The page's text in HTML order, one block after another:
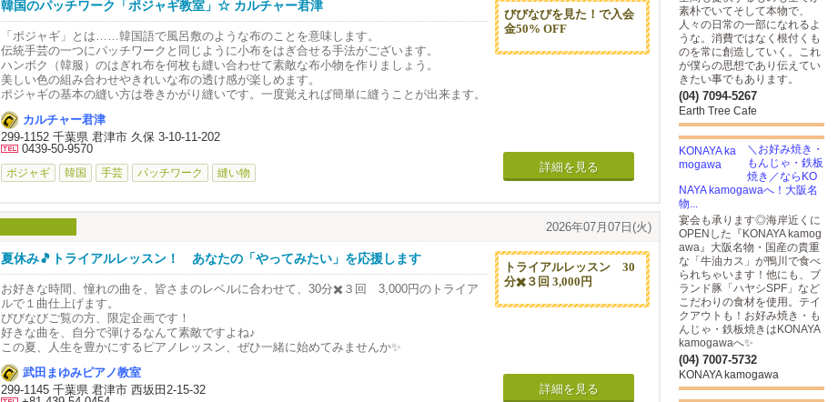
―・―・―・―・―・―・―・
和心村
千葉県富津市高溝14
営業時間：24h
定休日なし
電話：10:00～21:00
―・―・―・―・―・―・―・
【羽毛ふとんのリフォーム】とは？
ご使用中の羽毛ふとん
こんな症状ありませんか？？
◯暖かくなくなってきた
◯羽毛が偏ってしまい扱いにくい
◯破れてしまっている羽毛が出ている
◯サイズを変更したい
◯何年もメンテナンスをしていない
◯なんだか重くなった気がする
多くのお客様に喜んでいただいております。
羽毛ふとんは完全個別洗浄して
新品同様に生まれ変わります。
羽毛ふとんも
メンテナンスなしで
長期間使ったままだと
せっかくの羽毛の良さも
半減したままです。
【ふとんの打ち直しとは？？】
韓国のパッチワーク「ポジャギ教室」☆ カルチャー君津
「ポジャギ」とは……韓国語で風呂敷のような布のことを意味します。
伝統手芸の一つにパッチワークと同じように小布をはぎ合せる手法がございます。
ハンボク（韓服）のはぎれ布を何枚も縫い合わせて素敵な布小物を作りましょう。
美しい色の組み合わせやきれいな布の透け感が楽しめます。
ポジャギの基本の縫い方は巻きかがり縫いです。一度覚えれば簡単に縫うことが出来ます。
最初は麻でコースターや針刺しなどを作ります。その後、厚絹を使って福巾着やキーホルダ
ーなどを作ります。
上級者はタペストリーを予定しています。薄絹や麻は根気が必要ですが、出来上がった作品
は「布のステンドグラス」と表現されることもあるとても美しい物です。
美しいポジャギの布作品をぜひいっしょに作りませんか。韓国が好きな方にもおすすめで
す！珍しい素材や韓国独特の形を作って異文化体験をしましょう。
随時、見学・体験も承っております。お気軽にお問い合わせください。
お申し込み・お問い合わせは下記掲載のお電話もしくはメールフォームにてご連絡くださ
い。
============================
【受講生募集】
カルチャー君津
299-1152 千葉県 君津市 久保 3-10-11-202
0439-50-9570
ポジャギ 韓国 手芸 パッチワーク 縫い物
びびなびを見た！で入会
金50% OFF
詳細を見る
2026年07月07日(火)
夏休み🎵トライアルレッスン！ あなたの「やってみたい」を応援します
お好きな時間、憧れの曲を、皆さまのレベルに合わせて、30分✖️３回 3,000円のトライア
ルで１曲仕上げます。
びびなびご覧の方、限定企画です！
好きな曲を、自分で弾けるなんて素敵ですよね♪
この夏、人生を豊かにするピアノレッスン、ぜひ一緒に始めてみませんか✨
君津エリアで、幼児・小学生から大人まで幅広く対応したピアノレッスンを行っています。
はじめての習い事にも安心な、楽しく学べるレッスンが特徴です。
武田まゆみピアノ教室
299-1145 千葉県 君津市 西坂田2-15-32
トライアルレッスン 30
分✖️３回 3,000円
詳細を見る
素朴でいてそして本物で、
人々の日常の一部になれるよ
うな。消費ではなく根付くも
のを常に創造していく。これ
が僕らの思想であり伝えてい
きたい事でもあります。
(04) 7094-5267
Earth Tree Cafe
＼お好み焼き・
もんじゃ・鉄板
焼き／ならKO
NAYA kamogawaへ！大阪名
物...
宴会も承ります◎海岸近くに
OPENした『KONAYA kamog
awa』大阪名物・国産の貴重
な「牛油カス」が鴨川で食べ
られちゃいます！他にも、ブ
ランド豚「ハヤシSPF」など
こだわりの食材を使用。テイ
クアウトも！お好み焼き・も
んじゃ・鉄板焼きはKONAYA
kamogawaへ✨
(04) 7007-5732
KONAYA kamogawa